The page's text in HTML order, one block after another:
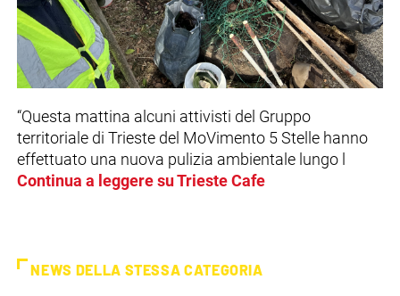
“Questa mattina alcuni attivisti del Gruppo
territoriale di Trieste del MoVimento 5 Stelle hanno
effettuato una nuova pulizia ambientale lungo l
Continua a leggere su Trieste Cafe
NEWS DELLA STESSA CATEGORIA